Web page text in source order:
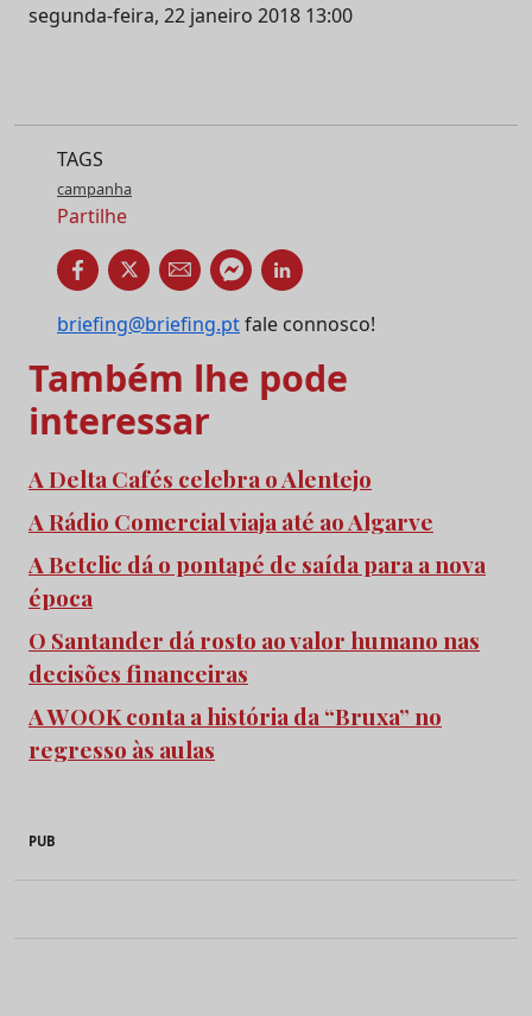
segunda-feira, 22 janeiro 2018 13:00
TAGS
campanha
Partilhe
briefing@briefing.ptfale connosco!
Também lhe pode
interessar
A Delta Cafés celebra o Alentejo
A Rádio Comercial viaja até ao Algarve
A Betclic dá o pontapé de saída para a nova
época
O Santander dá rosto ao valor humano nas
decisões financeiras
A WOOK conta a história da “Bruxa” no
regresso às aulas
PUB